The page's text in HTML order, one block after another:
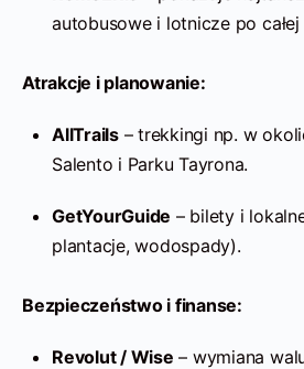
autobusowe i lotnicze po całej
Atrakcje i planowanie:
AllTrails– trekkingi np. w
Salento i Parku Tayrona.
GetYourGuide – bilety i
plantacje, wodospady).
Bezpieczeństwo i finanse:
Revolut / Wise – wymiana